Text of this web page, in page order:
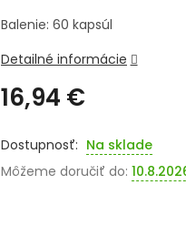
16,94 €
cena:
Na sklade
Môžeme doručiť do:
Balenie: 60 kapsúl
Detailné informácie